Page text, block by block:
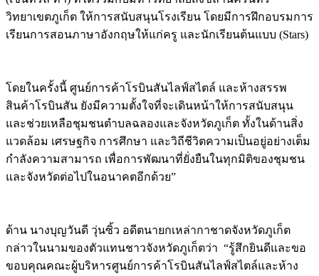
วิทยาเขตภูเก็ต ให้การสนับสนุนโรงเรียน โดยมีการฝึกอบรมการ
เรียนการสอนภาษาอังกฤษให้แก่ครู และนักเรียนต้นแบบ (Stars)
โดยในครั้งนี้ ศูนย์การค้าโรบินสันไลฟ์สไตล์ และห้างสรรพ
สินค้าโรบินสัน ยังมีความตั้งใจที่จะเดินหน้าให้การสนับสนุน
และช่วยเหลือชุมชนตำบลฉลองและจังหวัดภูเก็ต ทั้งในด้านสิ่ง
แวดล้อม เศรษฐกิจ การศึกษา และวิถีชีวิตความเป็นอยู่อย่างเต็ม
กำลังความสามารถ เพื่อการพัฒนาที่ยั่งยืนในทุกมิติของชุมชน
และจังหวัดต่อไปในอนาคตอีกด้วย”
ด้าน นางบุญวันดี วุ่นซิ้ว อดีตนายกเหล่ากาชาดจังหวัดภูเก็ต
กล่าวในนามของตัวแทนชาวจังหวัดภูเก็ตว่า “รู้สึกยินดีและขอ
ขอบคุณคณะผู้บริหารศูนย์การค้าโรบินสันไลฟ์สไตล์และห้าง